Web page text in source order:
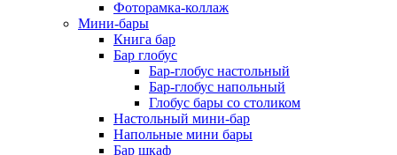
Фоторамка-коллаж
Мини-бары
Книга бар
Бар глобус
Бар-глобус настольный
Бар-глобус напольный
Глобус бары со столиком
Настольный мини-бар
Напольные мини бары
Бар шкаф